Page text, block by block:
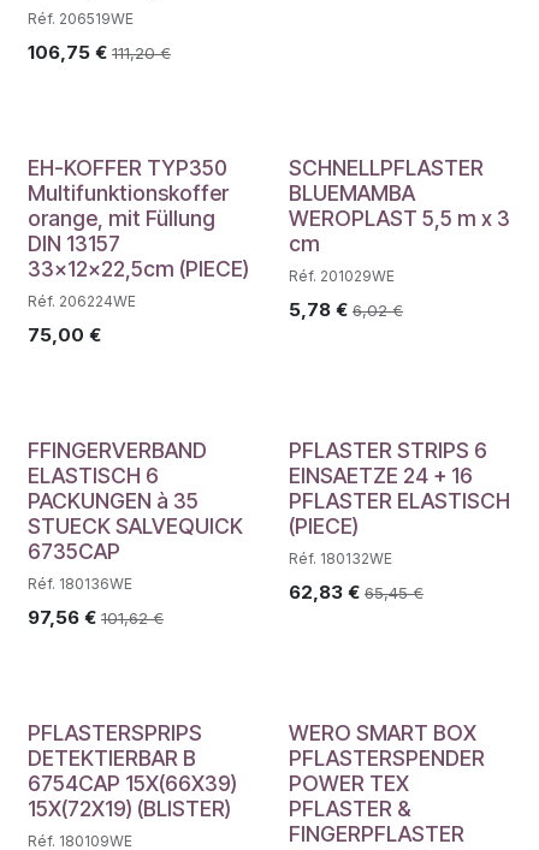
Réf. 206519WE
106,75 € 111,20€
EH-KOFFER TYP350
Multifunktionskoffer
orange, mit Füllung
DIN 13157
33x12x22,5cm (PIECE)
Réf. 206224WE
75,00 €
SCHNELLPFLASTER
BLUEMAMBA
WEROPLAST 5,5 m x 3
cm
Réf. 201029WE
5,78€ 6,02€
FFINGERVERBAND
ELASTISCH 6
PACKUNGEN à 35
STUECK SALVEQUICK
6735CAP
Réf. 180136WE
97,56 € 101,62€
PFLASTER STRIPS 6
EINSAETZE 24 + 16
PFLASTER ELASTISCH
(PIECE)
Réf. 180132WE
62,83€ 65,45€
PFLASTERSPRIPS
DETEKTIERBAR B
6754CAP 15X(66X39)
15X(72X19) (BLISTER)
Réf. 180109WE
WERO SMART BOX
PFLASTERSPENDER
POWER TEX
PFLASTER &
FINGERPFLASTER